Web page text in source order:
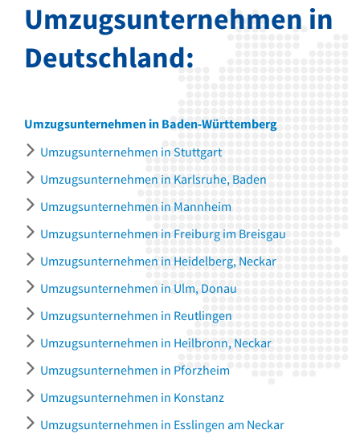
Umzugsunternehmen in
Deutschland:
Umzugsunternehmen in Baden-Württemberg
Umzugsunternehmen in Stuttgart
Umzugsunternehmen in Karlsruhe, Baden
Umzugsunternehmen in Mannheim
Umzugsunternehmen in Freiburg im Breisgau
Umzugsunternehmen in Heidelberg, Neckar
Umzugsunternehmen in Ulm, Donau
Umzugsunternehmen in Reutlingen
Umzugsunternehmen in Heilbronn, Neckar
Umzugsunternehmen in Pforzheim
Umzugsunternehmen in Konstanz
Umzugsunternehmen in Esslingen am Neckar